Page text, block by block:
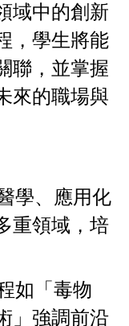
域中的創新
，學生將能
聯，並掌握
來的職場與
學、應用化
重領域，培
如「毒物
」強調前沿